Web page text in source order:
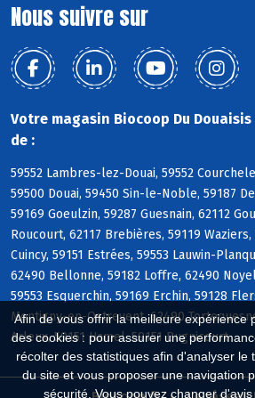
Afin de vous offrir la meilleure expérience
des cookies : pour assurer une
récolter des statistiques afin d'analyser le
du site et vous proposer une navigation
sécurité. Vous pouvez changer
Nous suivre sur
Votre magasin Biocoop Du
de :
59552 Lambres-lez-Douai, 59552
59500 Douai, 59450 Sin-le-Noble, 59187
59169 Goeulzin, 59287 Guesnain, 62112
Roucourt, 62117 Brebières, 59119 Waziers,
Cuincy, 59151 Estrées, 59553 Lauwin-
62490 Bellonne, 59182 Loffre, 62490
59553 Esquerchin, 59169 Erchin, 59128
Montigny-en-Ostrevent, 62490
Arleux, 59151 Hamel, 59151 Bugnicourt